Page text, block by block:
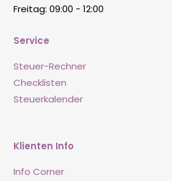
Service
Steuer-Rechner
Checklisten
Steuerkalender
Klienten Info
Info Corner
Freitag: 09:00 - 12:00